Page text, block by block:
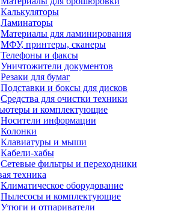
Калькуляторы
Ламинаторы
Материалы для ламинирования
МФУ, принтеры, сканеры
Телефоны и факсы
Уничтожители документов
Резаки для бумаг
Подставки и боксы для дисков
Средства для очистки техники
и комплектующие
Носители информации
Колонки
Клавиатуры и мыши
Кабели-хабы
Сетевые фильтры и переходники
техника
Климатическое оборудование
Пылесосы и комплектующие
Утюги и отпариватели